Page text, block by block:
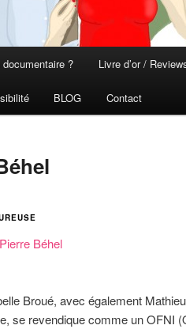
documentaire ? Livre d’or /
BLOG Contact
Béhel
Broué, avec également
se revendique comme un OFNI